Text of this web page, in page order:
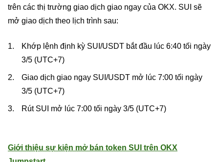
trên các thị trường giao dịch giao ngay của OKX. SUI sẽ
mở giao dịch theo lịch trình sau:
Khớp lệnh định kỳ SUI/USDT bắt đầu lúc 6:40 tối ngày
3/5 (UTC+7)
Giao dịch giao ngay SUI/USDT mở lúc 7:00 tối ngày
3/5 (UTC+7)
Rút SUI mở lúc 7:00 tối ngày 3/5 (UTC+7)
Giới thiệu sự kiện mở bán token SUI trên OKX